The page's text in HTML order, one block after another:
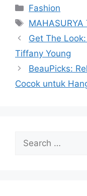
Categories
Fashion
Tags
Get The
Tiffany Young
BeauPicks:
Cocok untuk
for: